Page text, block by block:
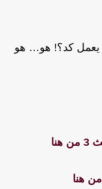
كد؟! هو… هو
هنا